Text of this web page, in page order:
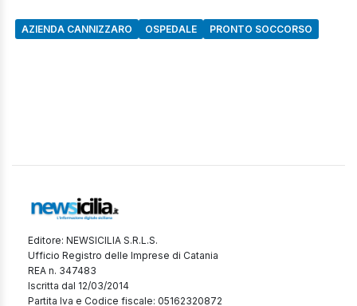
AZIENDA CANNIZZARO OSPEDALE PRONTO SOCCORSO
Editore: NEWSICILIA S.R.L.S.
Ufficio Registro delle Imprese di Catania
REA n. 347483
Iscritta dal 12/03/2014
Partita Iva e Codice fiscale: 05162320872